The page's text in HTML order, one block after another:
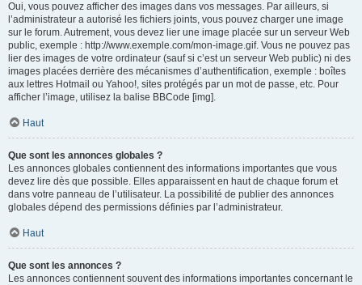
Oui, vous pouvez afficher des images dans vos messages. Par ailleurs, si
l’administrateur a autorisé les fichiers joints, vous pouvez charger une image
sur le forum. Autrement, vous devez lier une image placée sur un serveur Web
public, exemple : http://www.exemple.com/mon-image.gif. Vous ne pouvez pas
lier des images de votre ordinateur (sauf si c’est un serveur Web public) ni des
images placées derrière des mécanismes d’authentification, exemple : boîtes
aux lettres Hotmail ou Yahoo!, sites protégés par un mot de passe, etc. Pour
afficher l’image, utilisez la balise BBCode [img].
Haut
Que sont les annonces globales ?
Les annonces globales contiennent des informations importantes que vous
devez lire dès que possible. Elles apparaissent en haut de chaque forum et
dans votre panneau de l’utilisateur. La possibilité de publier des annonces
globales dépend des permissions définies par l’administrateur.
Haut
Que sont les annonces ?
Les annonces contiennent souvent des informations importantes concernant le